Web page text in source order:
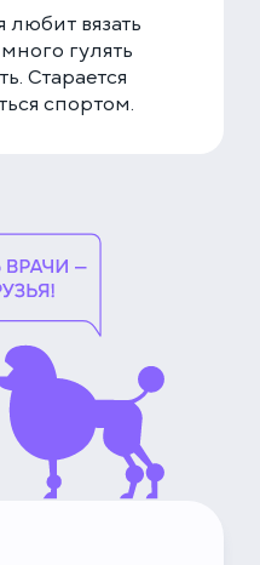
вязать
гулять
Старается
спортом.